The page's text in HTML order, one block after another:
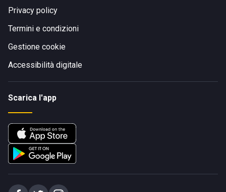
Privacy policy
Termini e condizioni
Gestione cookie
Accessibilità digitale
Scarica l'app